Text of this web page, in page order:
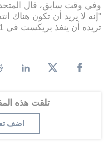
وفي وقت سابق، قال
"إنه لا يريد أن تكون هناك
تريده أن ينفذ بريكست في 31 تشرين الاول/أكتوبر".
تلقت هذه المقالة
اضف